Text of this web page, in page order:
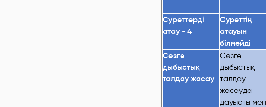
Суреттерді
атау - 4
Суреттің
атауын
білмейді
Сөзге
дыбыстық
талдау жасау
Сөзге
дыбыстық
талдау
жасауда
дауысты мен